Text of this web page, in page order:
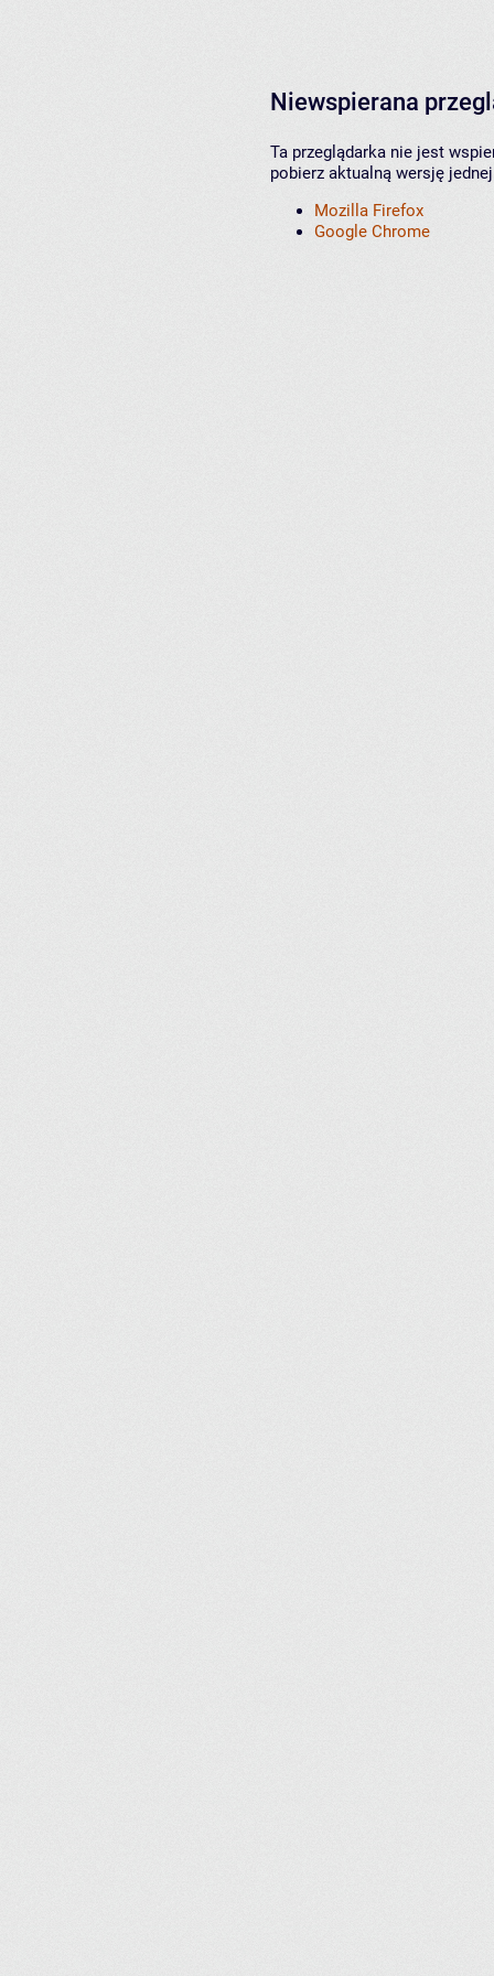
Niewspierana
Ta przeglądarka nie jest
pobierz aktualną wersję
Mozilla Firefox
Google Chrome